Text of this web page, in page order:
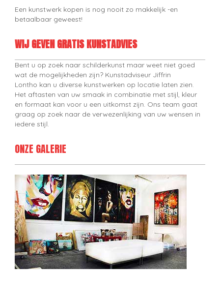
Een kunstwerk kopen is nog nooit zo makkelijk -en
betaalbaar geweest!
WIJ GEVEN GRATIS KUNSTADVIES
Bent u op zoek naar schilderkunst maar weet niet goed
wat de mogelijkheden zijn? Kunstadviseur Jiffrin
Lontho kan u diverse kunstwerken op locatie laten zien.
Het aftasten van uw smaak in combinatie met stijl, kleur
en formaat kan voor u een uitkomst zijn. Ons team gaat
graag op zoek naar de verwezenlijking van uw wensen in
iedere stijl.
ONZE GALERIE